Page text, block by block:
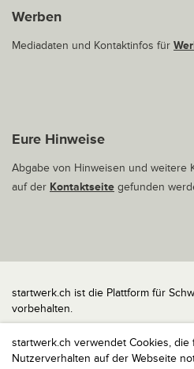
startwerk.ch verwendet Cookies,
Nutzerverhalten auf der Webseite
Werben
Mediadaten und Kontaktinfos für
Eure Hinweise
Abgabe von Hinweisen und weitere
auf der Kontaktseite gefunden
startwerk.ch ist die Plattform für
vorbehalten.
Impressum
Kontakt